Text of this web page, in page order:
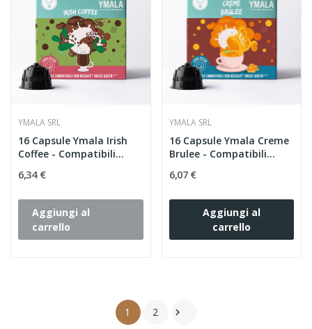
YMALA SRL
16 Capsule Ymala Irish
Coffee - Compatibili...
6,34 €
Aggiungi al
carrello
YMALA SRL
16 Capsule Ymala Creme
Brulee - Compatibili...
6,07 €
Aggiungi al
carrello
1 2 